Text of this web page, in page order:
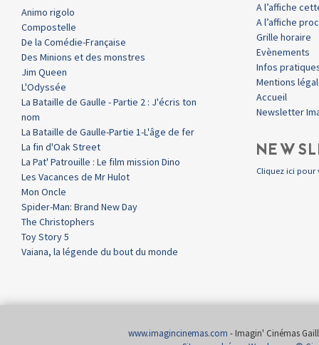
Animo rigolo
Compostelle
De la Comédie-Française
Des Minions et des monstres
Jim Queen
L'Odyssée
La Bataille de Gaulle - Partie 2 : J'écris ton
nom
La Bataille de Gaulle-Partie 1-L'âge de fer
La fin d'Oak Street
La Pat' Patrouille : Le film mission Dino
Les Vacances de Mr Hulot
Mon Oncle
Spider-Man: Brand New Day
The Christophers
Toy Story 5
Vaiana, la légende du bout du monde
A l’affiche
A l’affiche
Grille horaire
Evènements
Infos
Mentions
Accueil
Newsletter
Cliquez ici pour
www.imagincinemas.com - Imagin' Cinémas